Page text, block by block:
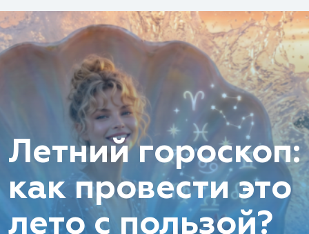
Летний гороскоп:
как провести это
лето с пользой?